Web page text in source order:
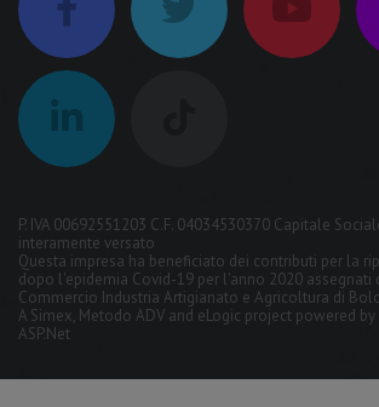
P. IVA 00692551203 C.F. 04034530370 Capitale
interamente versato
Questa impresa ha beneficiato dei contributi per la
dopo l'epidemia Covid-19 per l'anno 2020 assegnati
Commercio Industria Artigianato e Agricoltura di
A Simex, Metodo ADV and eLogic project powered by
ASP.Net